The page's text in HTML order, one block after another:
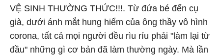
VỆ SINH THƯỜNG THỨC!!!. Từ đứa bé đến cụ
già, dưới ánh mắt hung hiểm của ông thầy vô hình
corona, tất cả mọi người đều rìu ríu phải "làm lại từ
đầu" những gì cơ bản đã làm thường ngày. Mà lần